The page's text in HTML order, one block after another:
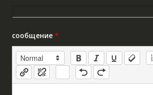
сообщение *